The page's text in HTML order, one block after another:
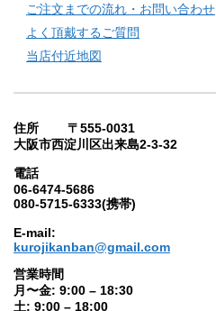
ご注文までの流れ・お問い合わせ
よく頂戴するご質問
当店付近地図
住所 〒555-0031
大阪市西淀川区出来島2-3-32
電話
06-6474-5686
080-5715-6333(携帯)
E-mail:
kurojikanban@gmail.com
営業時間
月〜金: 9:00 – 18:30
土: 9:00 – 18:00